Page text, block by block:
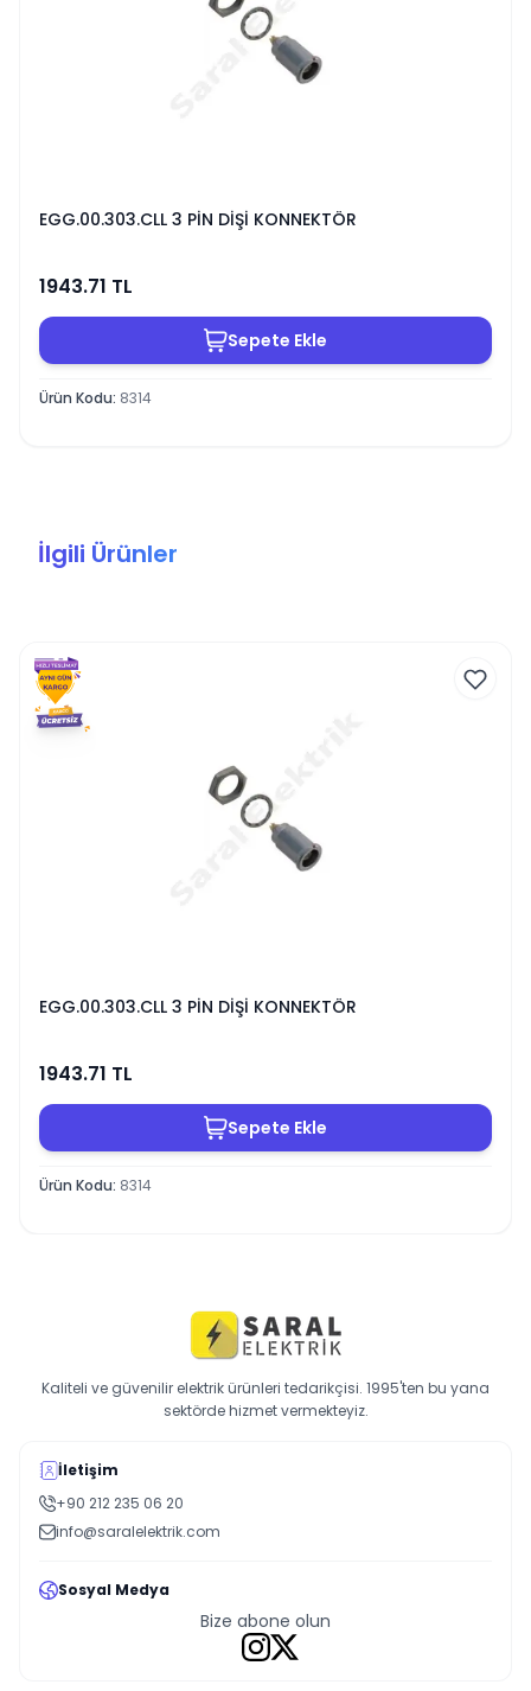
EGG.00.303.CLL 3 PİN DİŞİ KONNEKTÖR
1943.71 TL
Sepete Ekle
Ürün Kodu: 8314
İlgili Ürünler
EGG.00.303.CLL 3 PİN DİŞİ KONNEKTÖR
1943.71 TL
Sepete Ekle
Ürün Kodu: 8314
Kaliteli ve güvenilir elektrik ürünleri tedarikçisi. 1995'ten bu yana
sektörde hizmet vermekteyiz.
İletişim
+90 212 235 06 20
info@saralelektrik.com
Sosyal Medya
Bize abone olun